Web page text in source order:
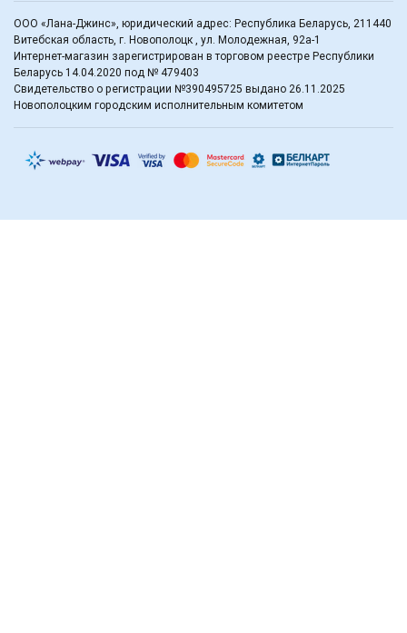
ООО «Лана-Джинс», юридический адрес: Республика Беларусь, 211440
Витебская область, г. Новополоцк , ул. Молодежная, 92а-1
Интернет-магазин зарегистрирован в торговом реестре Республики
Беларусь 14.04.2020 под № 479403
Свидетельство о регистрации №390495725 выдано 26.11.2025
Новополоцким городским исполнительным комитетом